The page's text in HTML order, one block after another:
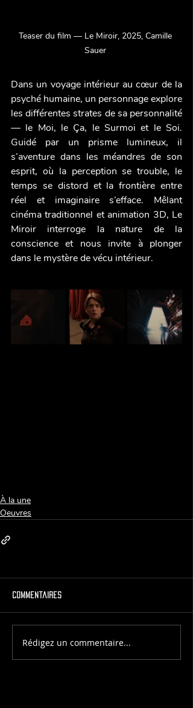
Teaser du film — Le Miroir, 2025, Camille
Sauer
Dans un voyage intérieur au cœur de la
psyché humaine, un personnage explore
les différentes strates de sa personnalité
— le Moi, le Ça, le Surmoi et le Soi.
Guidé par un prisme lumineux, il
s’aventure dans les méandres de son
esprit, où la perception se trouble, le
temps se distord et la frontière entre
réel et imaginaire s’efface. Mêlant
cinéma traditionnel et animation 3D, Le
Miroir interroge la nature de la
conscience et nous invite à plonger
dans le mystère de vécu intérieur.
À la une
Oeuvres
Commentaires
Rédigez un commentaire...